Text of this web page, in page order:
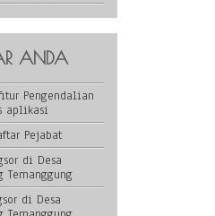
ANDA
Pengendalian
aplikasi
Pejabat
di Desa
Temanggung
di Desa